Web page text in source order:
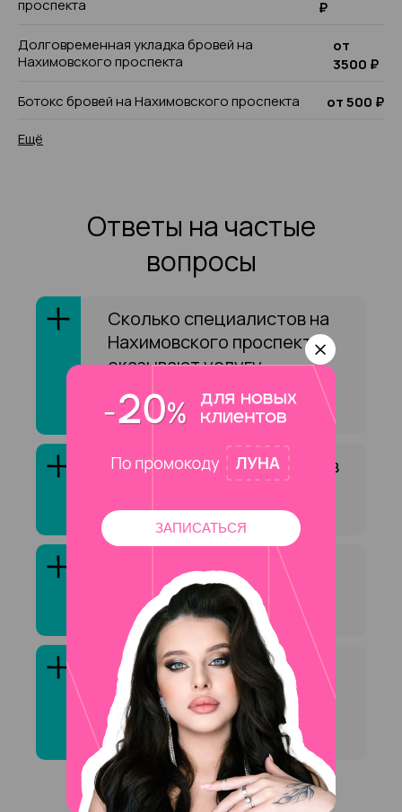
проспекта
₽
Долговременная укладка бровей на
Нахимовского проспекта
от
3500 ₽
Ботокс бровей на Нахимовского проспекта
от 500 ₽
Ещё
Ответы на частые
вопросы
Сколько специалистов на
Нахимовского проспекта
оказывают услугу
«Долговременная укладка
бровей»?
Как выбрать специалиста в
укладка бровей»?
Клиенты обычно довольны
услугой «Долговременная
укладка бровей»?
Сколько стоит услуга
«Долговременная укладка
бровей» на на
Нахимовского проспекта ?
ЗАПИСАТЬСЯ